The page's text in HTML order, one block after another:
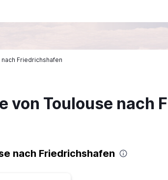
Friedrichshafen
von Toulouse nach
nach Friedrichshafen